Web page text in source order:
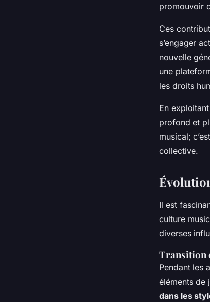
promouvoir
Ces
s’engager
nouvelle
une
les droits
En
profond et
musical;
collective.
Il est
culture
diverses
Transition
Pendant les
éléments de
dans les